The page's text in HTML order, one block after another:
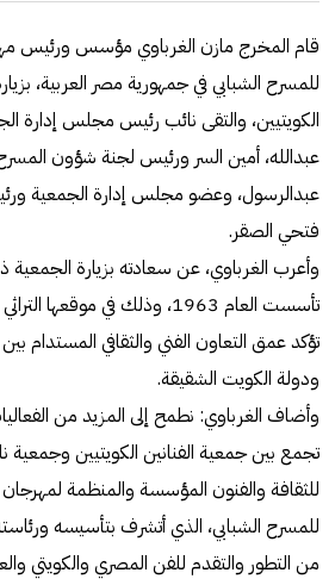
قام المخرج مازن الغرباوي مؤسس ورئيس
للمسرح الشبابي في جمهورية مصر العربية،
الكويتيين، والتقى نائب رئيس مجلس إدارة
عبدالله، أمين السر ورئيس لجنة شؤون المسرح
عبدالرسول، وعضو مجلس إدارة الجمعية
فتحي الصقر.
وأعرب الغرباوي، عن سعادته بزيارة الجمعية
تأسست العام 1963، وذلك في
تؤكد عمق التعاون الفني والثقافي المستدام
ودولة الكويت الشقيقة.
وأضاف الغرباوي: نطمح إلى المزيد من
تجمع بين جمعية الفنانين الكويتيين
للثقافة والفنون المؤسسة والمنظمة
للمسرح الشبابي، الذي أتشرف بتأسيسه
من التطور والتقدم للفن المصري والكويتي